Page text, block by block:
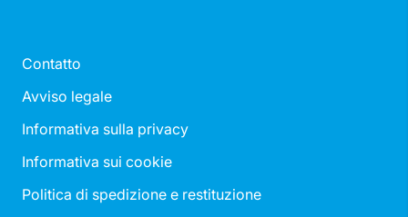
Contatto
Avviso legale
Informativa sulla privacy
Informativa sui cookie
Politica di spedizione e restituzione